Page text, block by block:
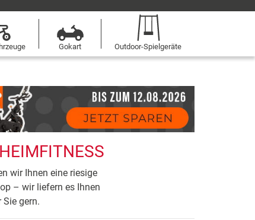
Gokart Outdoor-Spielgeräte
wir Ihnen eine riesige
– wir liefern es Ihnen
gern.